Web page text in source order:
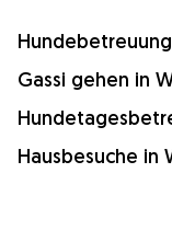
Gassi gehen in
Hausbesuche in